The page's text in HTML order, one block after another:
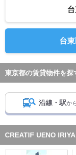
台
東京都の賃貸物件を探
沿線・駅か
CREATIF UENO